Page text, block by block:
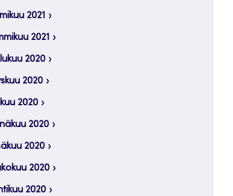
2021
2021
2020
2020
2020
2020
2020
2020
2020